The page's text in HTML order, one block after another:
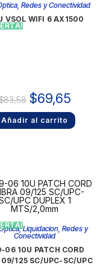
, Redes y Conectividad
VSOL WIFI 6 AX1500
83,58 $69,65
Añadir al carrito
,Liquidacion,Redes y
Conectividad
06 10U PATCH CORD
09/125 SC/UPC-SC/UPC